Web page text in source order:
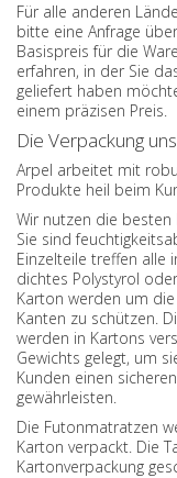
Für alle anderen
bitte eine Anfrage
Basispreis für die
erfahren, in der Sie
geliefert haben
einem präzisen Preis.
Die Verpackung
Arpel arbeitet mit
Produkte heil beim
Wir nutzen die
Sie sind
Einzelteile treffen alle
dichtes Polystyrol
Karton werden um
Kanten zu schützen.
werden in Kartons
Gewichts gelegt, um
Kunden einen
gewährleisten.
Die Futonmatratzen
Karton verpackt. Die
Kartonverpackung